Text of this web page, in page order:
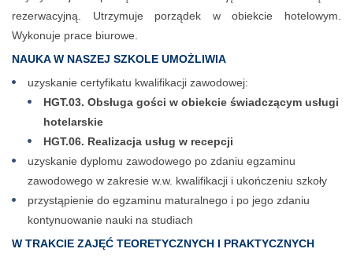
rezerwacyjną. Utrzymuje porządek w obiekcie hotelowym.
Wykonuje prace biurowe.
NAUKA W NASZEJ SZKOLE UMOŻLIWIA
uzyskanie certyfikatu kwalifikacji zawodowej:
HGT.03. Obsługa gości w obiekcie świadczącym usługi
hotelarskie
HGT.06. Realizacja usług w recepcji
uzyskanie dyplomu zawodowego po zdaniu egzaminu
zawodowego w zakresie w.w. kwalifikacji i ukończeniu szkoły
przystąpienie do egzaminu maturalnego i po jego zdaniu
kontynuowanie nauki na studiach
W TRAKCIE ZAJĘĆ TEORETYCZNYCH I PRAKTYCZNYCH